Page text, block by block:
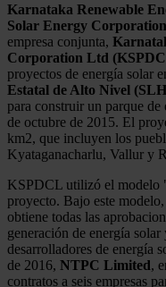
Karnataka Renewable
Solar Energy
empresa conjunta,
Corporation Ltd
proyectos de energía solar
Estatal de Alto Nivel
para construir un parque
de octubre de 2015. El
km2, que incluyen los
Kyataganacharlu, Vallur y
KSPDCL utilizó el modelo
proyecto. Bajo este
obtiene todas las
generación de energía
desarrolladores de energía
de 2016, NTPC Limited,
contratos a seis empresas